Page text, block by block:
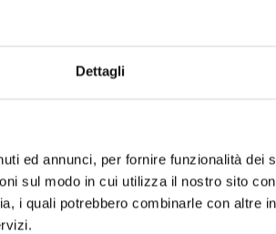
Dettagli
ed annunci, per fornire funzionalità dei
sul modo in cui utilizza il nostro sito
i quali potrebbero combinarle con altre
di manutenzione, revisione e
le dovute misure di sicurezza
ricevuto adeguate informazioni
di eseguire le operazioni di
diverse fasi: controllo iniziale,
comprende esami e